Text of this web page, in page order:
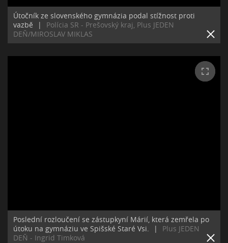
Útočník ze slovenského gymnázia podal stížnost proti
vazbě
|
Polícia SR - Prešovský kraj, Plus JEDEN
DEŇ/MIROSLAV MIKLAS
Poslední rozloučení se zástupkyní Márií, která zemřela po
útoku na gymnáziu ve Spišské Staré Vsi.
|
Plus JEDEN
DEŇ - Ingrid Timková